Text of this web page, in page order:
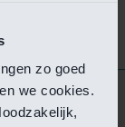
zo goed
we cookies.